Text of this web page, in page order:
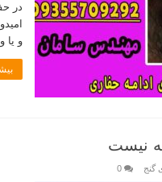
در
و یا
نیست
گنج 0